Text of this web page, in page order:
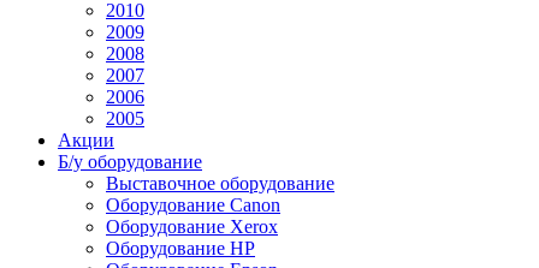
2010
2009
2008
2007
2006
2005
Акции
Б/у оборудование
Выставочное оборудование
Оборудование Canon
Оборудование Xerox
Оборудование HP